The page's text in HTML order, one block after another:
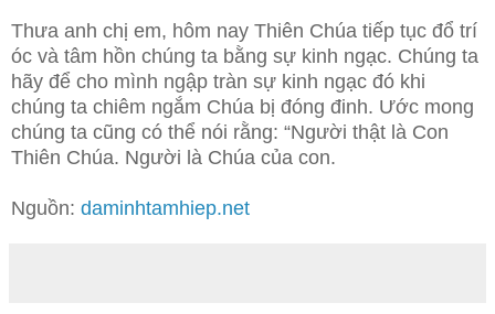
Thưa anh chị em, hôm nay Thiên Chúa tiếp tục đổ trí
óc và tâm hồn chúng ta bằng sự kinh ngạc. Chúng ta
hãy để cho mình ngập tràn sự kinh ngạc đó khi
chúng ta chiêm ngắm Chúa bị đóng đinh. Ước mong
chúng ta cũng có thể nói rằng: “Người thật là Con
Thiên Chúa. Người là Chúa của con.
Nguồn: daminhtamhiep.net